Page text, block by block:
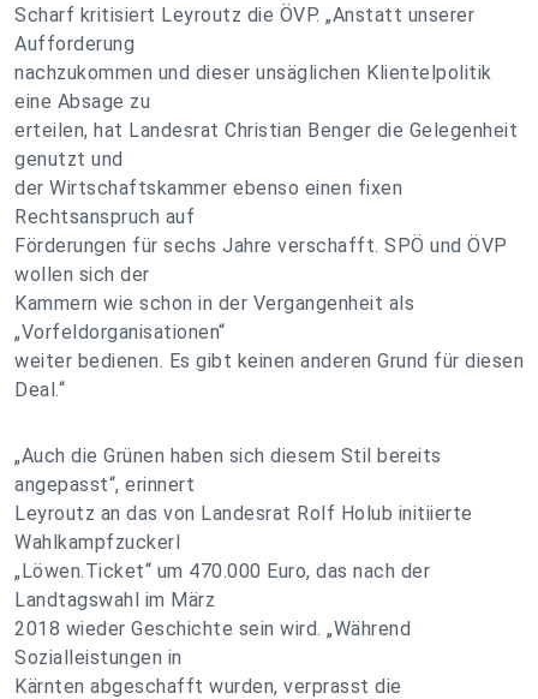
Scharf kritisiert Leyroutz die ÖVP. „Anstatt unserer
Aufforderung
nachzukommen und dieser unsäglichen Klientelpolitik
eine Absage zu
erteilen, hat Landesrat Christian Benger die Gelegenheit
genutzt und
der Wirtschaftskammer ebenso einen fixen
Rechtsanspruch auf
Förderungen für sechs Jahre verschafft. SPÖ und ÖVP
wollen sich der
Kammern wie schon in der Vergangenheit als
„Vorfeldorganisationen“
weiter bedienen. Es gibt keinen anderen Grund für diesen
Deal.“
„Auch die Grünen haben sich diesem Stil bereits
angepasst“, erinnert
Leyroutz an das von Landesrat Rolf Holub initiierte
Wahlkampfzuckerl
„Löwen.Ticket“ um 470.000 Euro, das nach der
Landtagswahl im März
2018 wieder Geschichte sein wird. „Während
Sozialleistungen in
Kärnten abgeschafft wurden, verprasst die